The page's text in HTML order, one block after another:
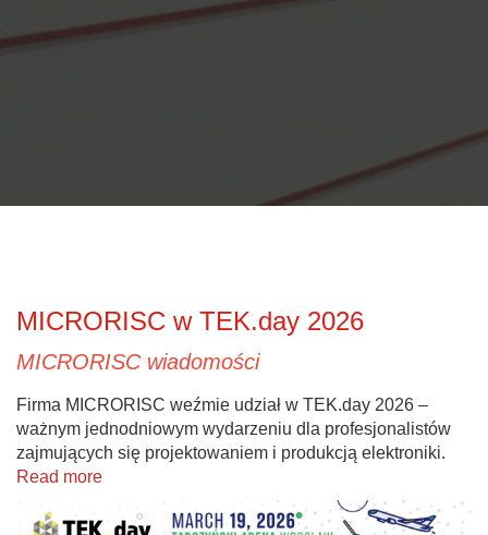
MICRORISC w TEK.day 2026
MICRORISC wiadomości
Firma MICRORISC weźmie udział w TEK.day 2026 –
ważnym jednodniowym wydarzeniu dla profesjonalistów
zajmujących się projektowaniem i produkcją elektroniki.
Read more